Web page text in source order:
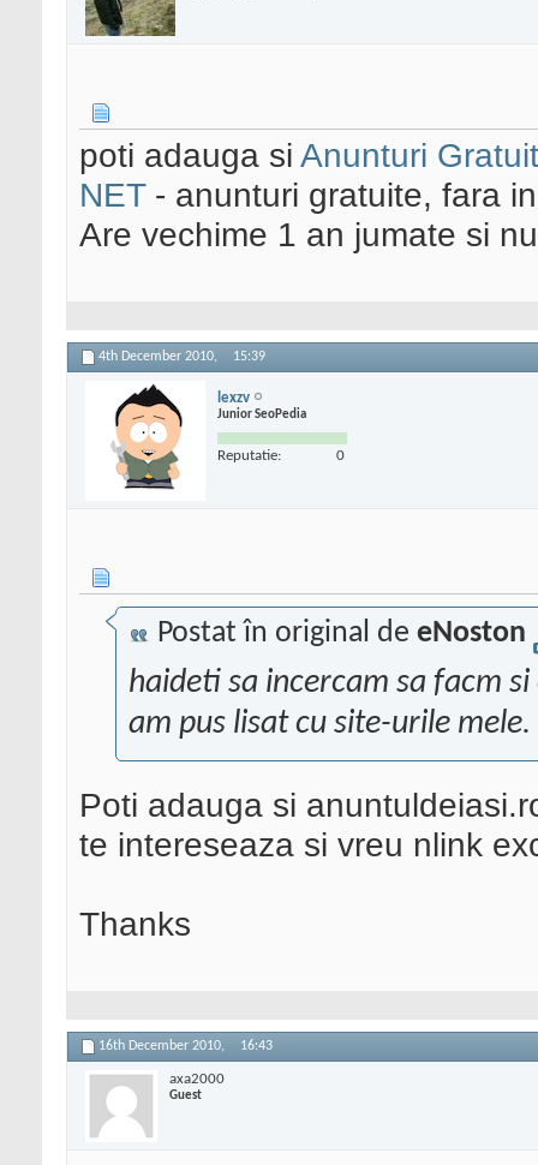
poti adauga si Anunturi
NET- anunturi gratuite, fara
Are vechime 1 an jumate si
4th December 2010, 15:39
lexzv
Junior SeoPedia
Reputatie: 0
Postat în original de eNoston
haideti sa incercam sa facm
am pus lisat cu site-urile mele.
Poti adauga si
te intereseaza si vreu nlink
Thanks
16th December 2010, 16:43
axa2000
Guest